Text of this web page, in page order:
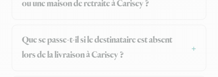
ou une maison de retraite à Carisey ?
Que se passe-t-il si le destinataire est absent
lors de la livraison à Carisey ?